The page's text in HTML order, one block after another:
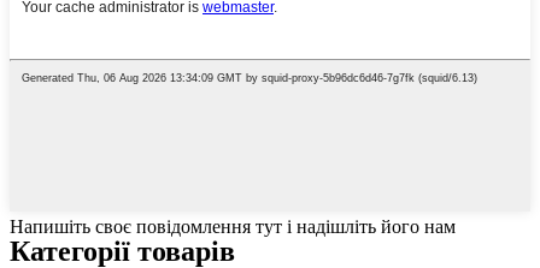
Напишіть своє повідомлення тут і надішліть його нам
Категорії товарів